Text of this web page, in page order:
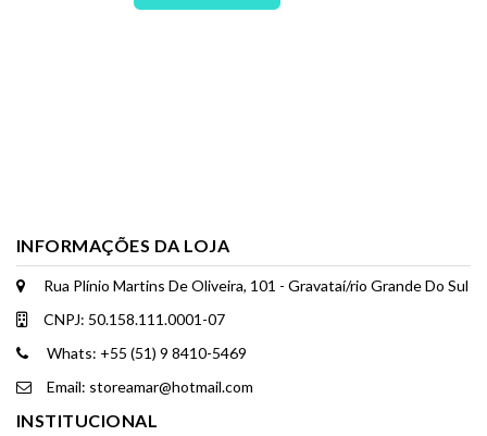
INFORMAÇÕES DA LOJA
Rua Plínio Martins De Oliveira, 101 - Gravataí/rio Grande Do Sul
CNPJ: 50.158.111.0001-07
Whats: +55 (51) 9 8410-5469
Email: storeamar@hotmail.com
INSTITUCIONAL